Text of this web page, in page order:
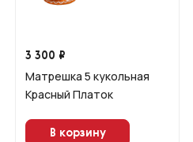
3 300 ₽
Матрешка 5 кукольная
Красный Платок
В корзину